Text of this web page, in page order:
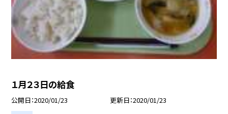
１月２３日の給食
公開日 2020/01/23 更新日 2020/01/23